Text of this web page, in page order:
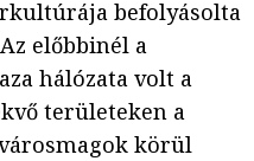
befolyásolta
előbbinél a
hálózata volt a
területeken a
körül